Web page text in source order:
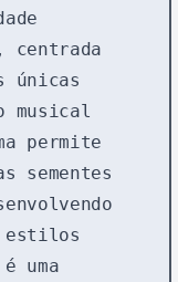
centrada
únicas
musical
permite
sementes
estilos
é uma